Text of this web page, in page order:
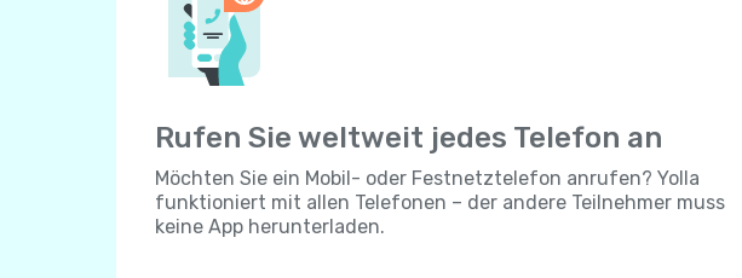
Rufen Sie weltweit jedes Telefon an
Möchten Sie ein Mobil- oder Festnetztelefon anrufen? Yolla
funktioniert mit allen Telefonen – der andere Teilnehmer muss
keine App herunterladen.